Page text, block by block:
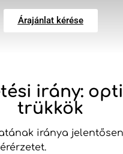
Árajánlat kérése
irány:
trükkök
iránya jelentősen